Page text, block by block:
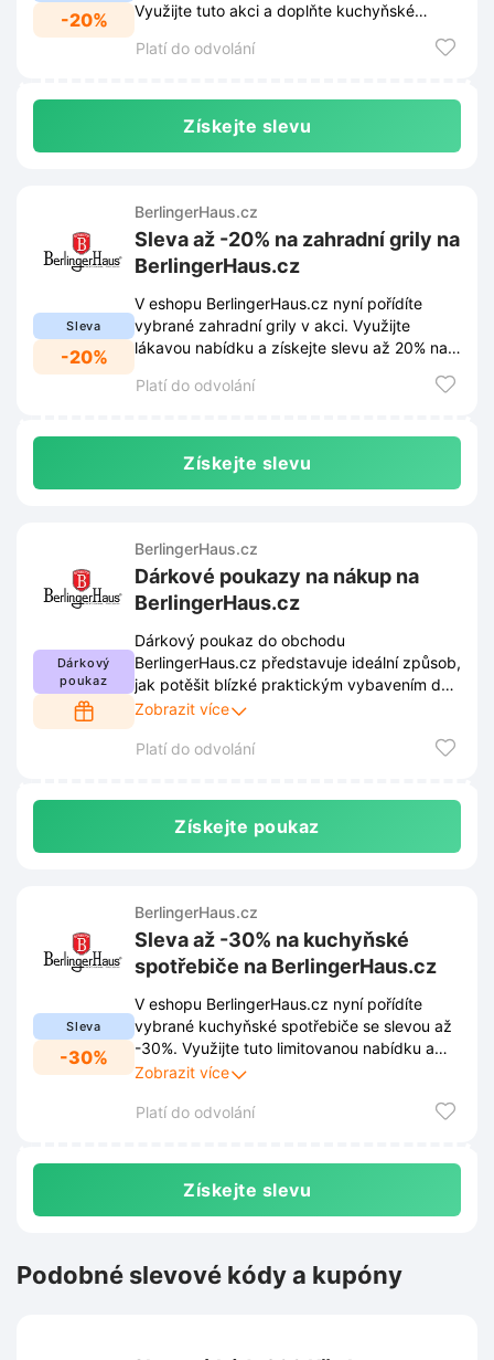
-20%
Využijte tuto akci a doplňte kuchyňské
Platí do odvolání
Získejte slevu
Sleva
-20%
BerlingerHaus.cz
Sleva až -20% na zahradní grily na
BerlingerHaus.cz
V eshopu BerlingerHaus.cz nyní pořídíte
vybrané zahradní grily v akci. Využijte
lákavou nabídku a získejte slevu až 20% na
Platí do odvolání
Získejte slevu
Dárkový
poukaz
BerlingerHaus.cz
Dárkové poukazy na nákup na
BerlingerHaus.cz
Dárkový poukaz do obchodu
BerlingerHaus.cz představuje ideální způsob,
jak potěšit blízké praktickým vybavením do
kuchyně. Obdarovaní si díky tomuto výběru
největší radost.
Zobrazit více
Platí do odvolání
Získejte poukaz
Sleva
-30%
BerlingerHaus.cz
Sleva až -30% na kuchyňské
spotřebiče na BerlingerHaus.cz
V eshopu BerlingerHaus.cz nyní pořídíte
vybrané kuchyňské spotřebiče se slevou až
-30%. Využijte tuto limitovanou nabídku a
vybavte svou domácnost moderními
Zobrazit více
Platí do odvolání
Získejte slevu
Podobné slevové kódy a kupóny